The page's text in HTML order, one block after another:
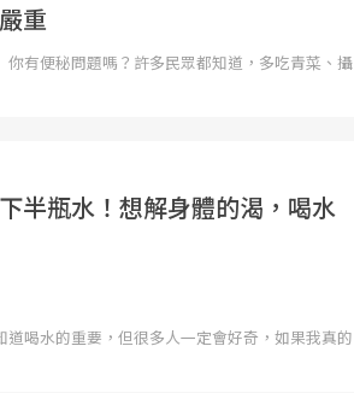
重
你有便秘問題嗎？許多民眾都知道，多吃青菜、攝
半瓶水！想解身體的渴，喝水
喝水的重要，但很多人一定會好奇，如果我真的